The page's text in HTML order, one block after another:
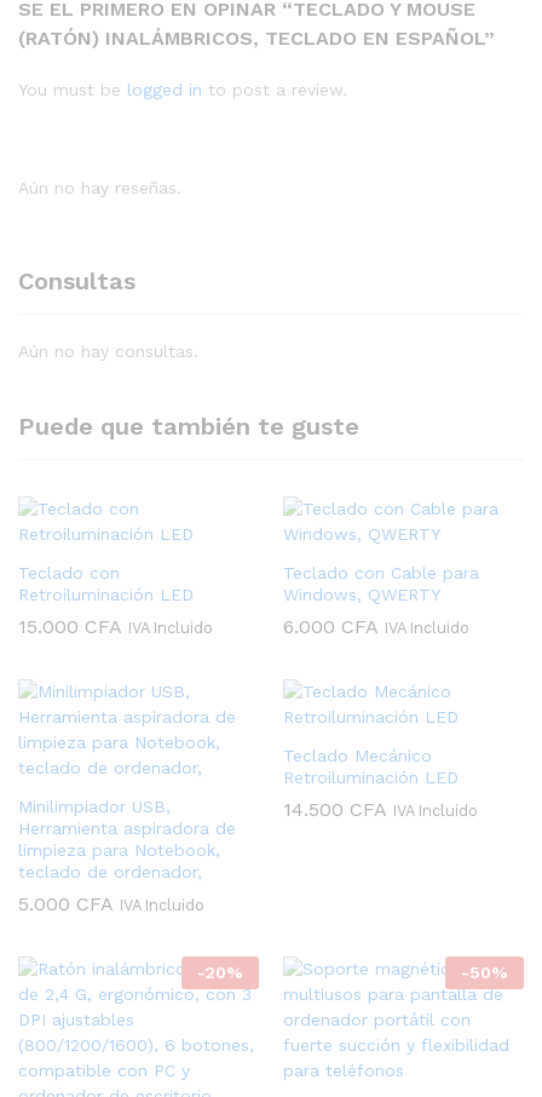
SE EL PRIMERO EN OPINAR “TECLADO Y MOUSE
(RATÓN) INALÁMBRICOS, TECLADO EN ESPAÑOL”
You must be logged in to post a review.
Aún no hay reseñas.
Consultas
Aún no hay consultas.
Puede que también te guste
Teclado con
Retroiluminación LED
15.000 CFA IVA Incluido
Teclado con Cable para
Windows, QWERTY
6.000 CFA IVA Incluido
Minilimpiador USB,
Herramienta aspiradora de
limpieza para Notebook,
teclado de ordenador,
5.000 CFA IVA Incluido
Teclado Mecánico
Retroiluminación LED
14.500 CFA IVA Incluido
-20% -50%